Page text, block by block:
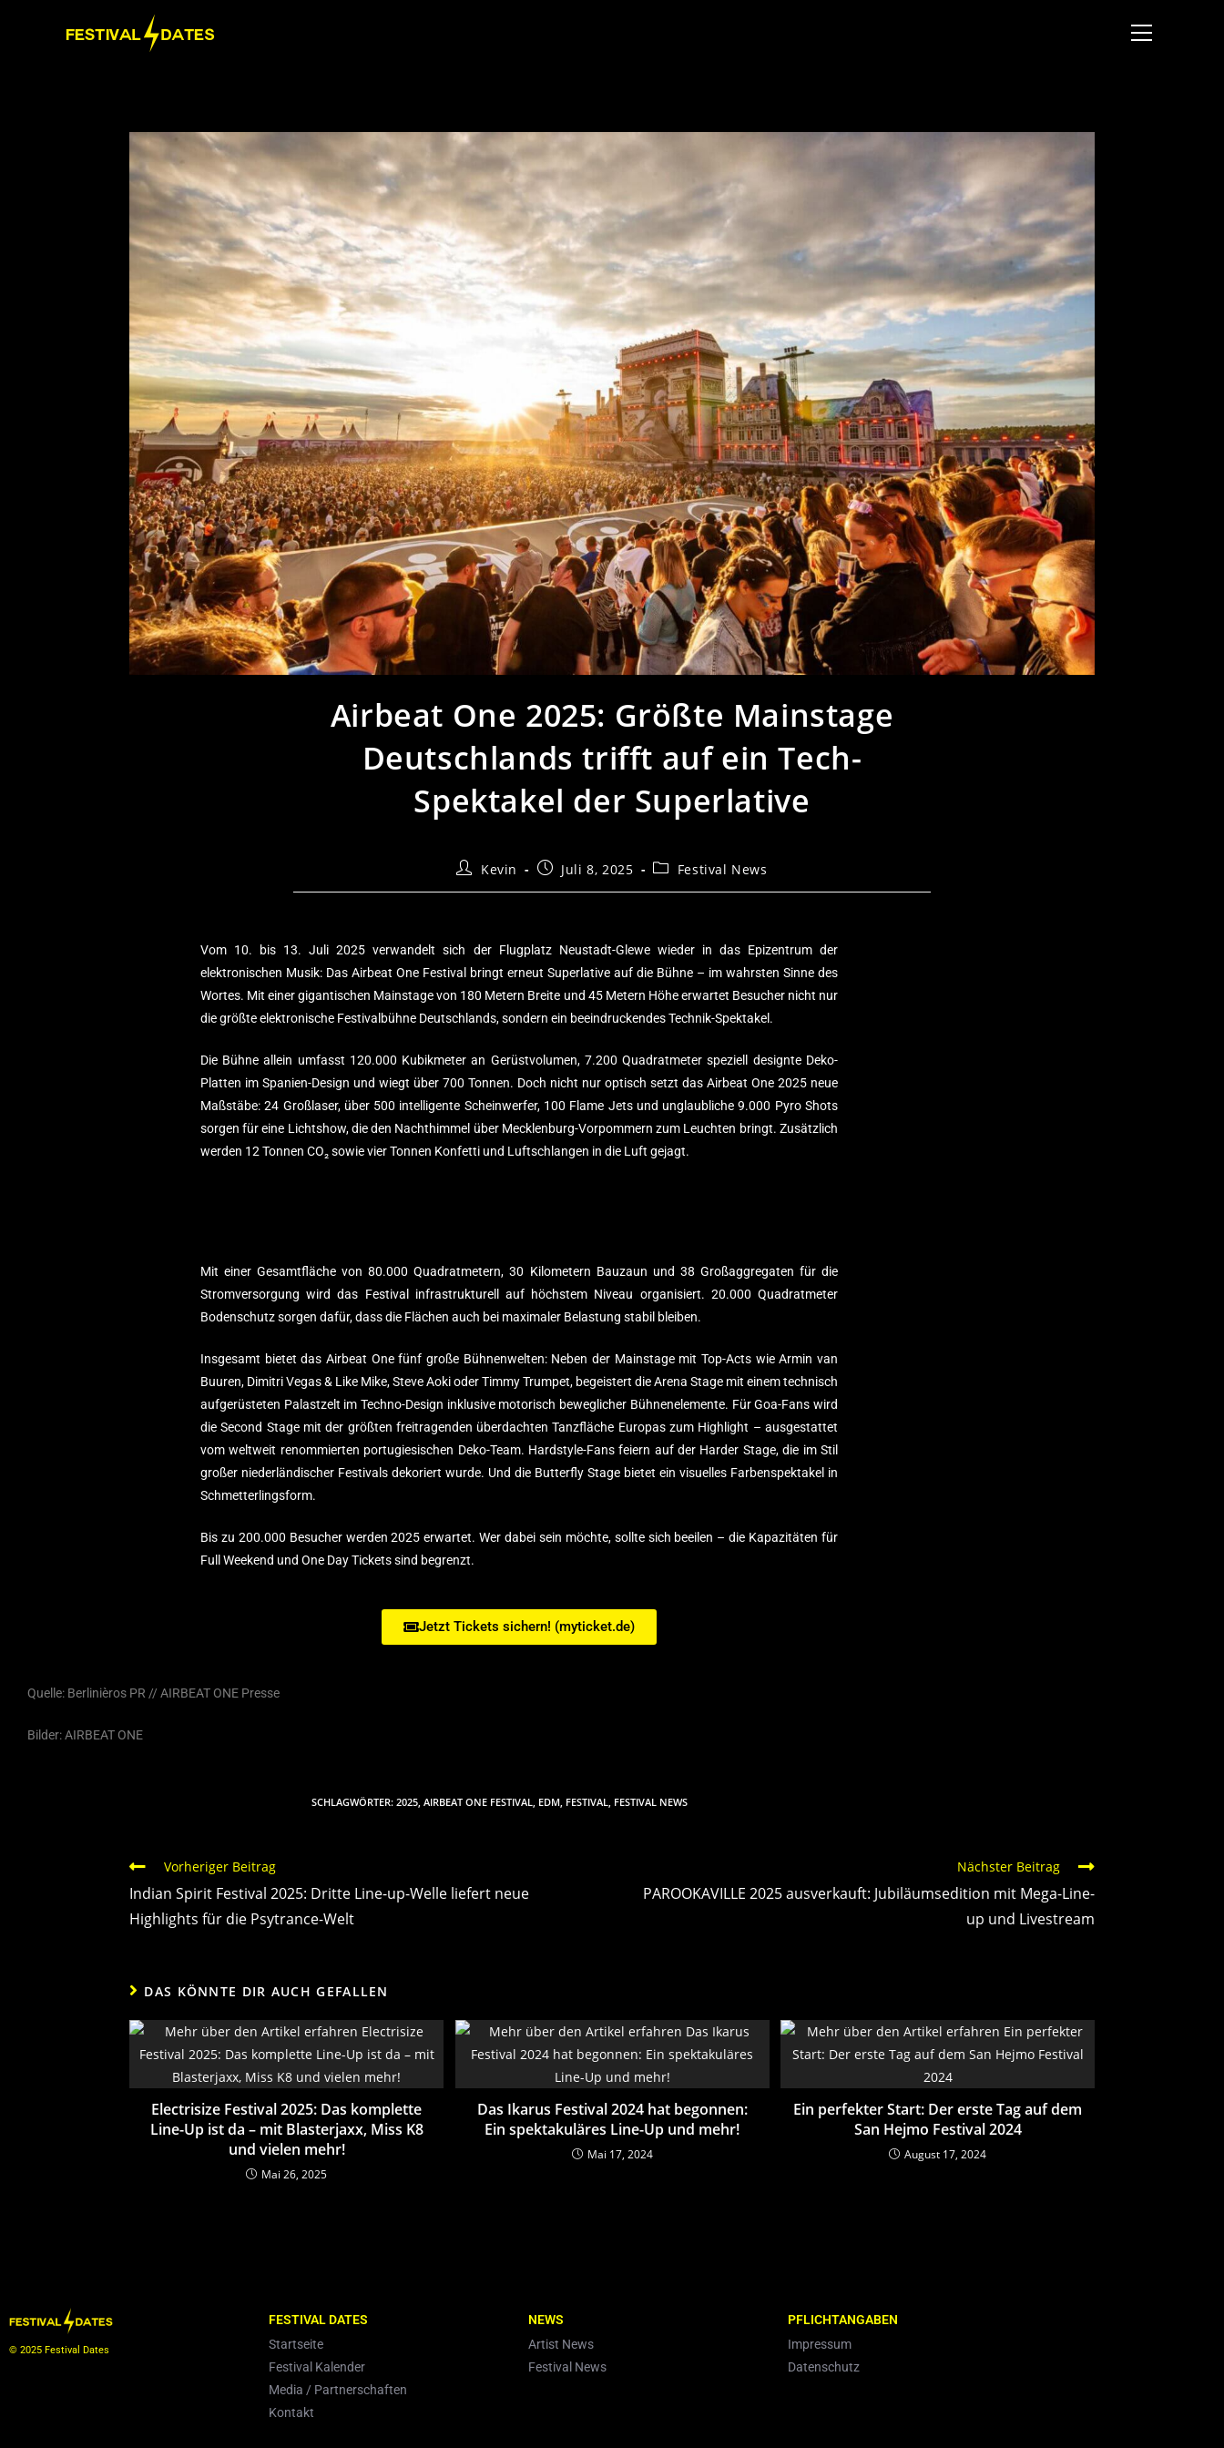
Airbeat One 2025: Größte Mainstage
Deutschlands trifft auf ein Tech-
Spektakel der Superlative
Kevin Juli 8, 2025 Festival News
Vom 10. bis 13. Juli 2025 verwandelt sich der Flugplatz Neustadt-Glewe wieder in das Epizentrum der
elektronischen Musik: Das Airbeat One Festival bringt erneut Superlative auf die Bühne – im wahrsten Sinne des
Wortes. Mit einer gigantischen Mainstage von 180 Metern Breite und 45 Metern Höhe erwartet Besucher nicht nur
die größte elektronische Festivalbühne Deutschlands, sondern ein beeindruckendes Technik-Spektakel.
Die Bühne allein umfasst 120.000 Kubikmeter an Gerüstvolumen, 7.200 Quadratmeter speziell designte Deko-
Platten im Spanien-Design und wiegt über 700 Tonnen. Doch nicht nur optisch setzt das Airbeat One 2025 neue
Maßstäbe: 24 Großlaser, über 500 intelligente Scheinwerfer, 100 Flame Jets und unglaubliche 9.000 Pyro Shots
sorgen für eine Lichtshow, die den Nachthimmel über Mecklenburg-Vorpommern zum Leuchten bringt. Zusätzlich
werden 12 Tonnen CO₂ sowie vier Tonnen Konfetti und Luftschlangen in die Luft gejagt.
Mit einer Gesamtfläche von 80.000 Quadratmetern, 30 Kilometern Bauzaun und 38 Großaggregaten für die
Stromversorgung wird das Festival infrastrukturell auf höchstem Niveau organisiert. 20.000 Quadratmeter
Bodenschutz sorgen dafür, dass die Flächen auch bei maximaler Belastung stabil bleiben.
Insgesamt bietet das Airbeat One fünf große Bühnenwelten: Neben der Mainstage mit Top-Acts wie Armin van
Buuren, Dimitri Vegas & Like Mike, Steve Aoki oder Timmy Trumpet, begeistert die Arena Stage mit einem technisch
aufgerüsteten Palastzelt im Techno-Design inklusive motorisch beweglicher Bühnenelemente. Für Goa-Fans wird
die Second Stage mit der größten freitragenden überdachten Tanzfläche Europas zum Highlight – ausgestattet
vom weltweit renommierten portugiesischen Deko-Team. Hardstyle-Fans feiern auf der Harder Stage, die im Stil
großer niederländischer Festivals dekoriert wurde. Und die Butterfly Stage bietet ein visuelles Farbenspektakel in
Schmetterlingsform.
Bis zu 200.000 Besucher werden 2025 erwartet. Wer dabei sein möchte, sollte sich beeilen – die Kapazitäten für
Full Weekend und One Day Tickets sind begrenzt.
Jetzt Tickets sichern! (myticket.de)
Quelle: Berlinièros PR // AIRBEAT ONE Presse
Bilder: AIRBEAT ONE
SCHLAGWÖRTER: 2025, AIRBEAT ONE FESTIVAL, EDM, FESTIVAL, FESTIVAL NEWS
Vorheriger Beitrag
Indian Spirit Festival 2025: Dritte Line-up-Welle liefert neue
Highlights für die Psytrance-Welt
Nächster Beitrag
PAROOKAVILLE 2025 ausverkauft: Jubiläumsedition mit Mega-Line-
up und Livestream
DAS KÖNNTE DIR AUCH GEFALLEN
Electrisize Festival 2025: Das komplette
Line-Up ist da – mit Blasterjaxx, Miss K8
und vielen mehr!
Mai 26, 2025
Das Ikarus Festival 2024 hat begonnen:
Ein spektakuläres Line-Up und mehr!
Mai 17, 2024
Ein perfekter Start: Der erste Tag auf dem
San Hejmo Festival 2024
August 17, 2024
© 2025 Festival Dates
FESTIVAL DATES
Startseite
Festival Kalender
Media / Partnerschaften
Kontakt
NEWS
Artist News
Festival News
PFLICHTANGABEN
Impressum
Datenschutz